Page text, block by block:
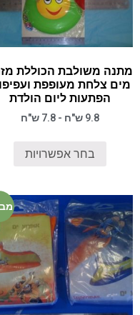
מתנה משולבת הכוללת
מים צלחת מעופפת
הפתעות ליום הולדת
9.8 ש"ח - 7.8 ש"ח
בחר אפשרויות